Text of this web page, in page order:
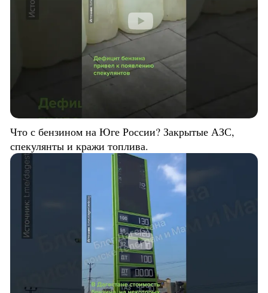
Что с бензином на Юге России? Закрытые АЗС,
спекулянты и кражи топлива.